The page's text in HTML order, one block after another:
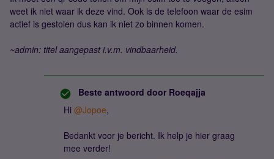
weet ik niet waar ik deze vind. Ook is de telefoon waar de esim
actief is gestolen dus kan ik niet zo binnen komen.
~admin: titel aangepast i.v.m. vindbaarheid.
Beste antwoord door Roeqajja
Hi @Jopoe,
Bedankt voor je bericht. Ik help je hier graag
mee verder!